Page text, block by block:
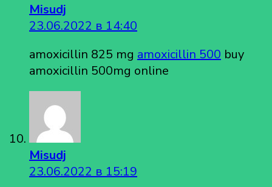
Misudj
23.06.2022 в 14:40
amoxicillin 825 mg amoxicillin 500 buy
amoxicillin 500mg online
Misudj
23.06.2022 в 15:19